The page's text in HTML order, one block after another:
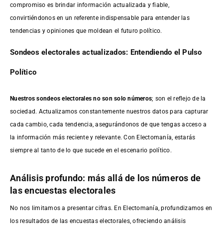
compromiso es brindar información actualizada y fiable,
convirtiéndonos en un referente indispensable para entender las
tendencias y opiniones que moldean el futuro político.
Sondeos electorales actualizados: Entendiendo el Pulso
Político
Nuestros sondeos electorales no son solo números; son el reflejo de la
sociedad. Actualizamos constantemente nuestros datos para capturar
cada cambio, cada tendencia, asegurándonos de que tengas acceso a
la información más reciente y relevante. Con Electomanía, estarás
siempre al tanto de lo que sucede en el escenario político.
Análisis profundo: más allá de los números de
las encuestas electorales
No nos limitamos a presentar cifras. En Electomanía, profundizamos en
los resultados de las encuestas electorales, ofreciendo análisis